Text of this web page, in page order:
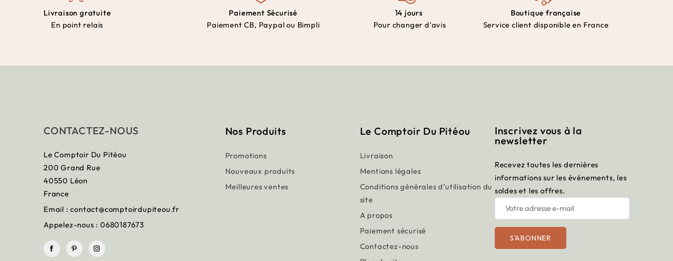
Livraison gratuite
En point relais
Paiement Sécurisé
Paiement CB, Paypal ou Bimpli
14 jours
Pour changer d'avis
Boutique française
Service client disponible en France
CONTACTEZ-NOUS
Le Comptoir Du Pitéou
200 Grand Rue
40550 Léon
France
Email :contact@comptoirdupiteou.fr
Appelez-nous : 0680187673
Nos Produits
Promotions
Nouveaux produits
Meilleures ventes
Le Comptoir Du Pitéou
Livraison
Mentions légales
Conditions générales d’utilisation du
site
A propos
Paiement sécurisé
Contactez-nous
Inscrivez vous à la
newsletter
Recevez toutes les dernières
informations sur les événements, les
soldes et les offres.